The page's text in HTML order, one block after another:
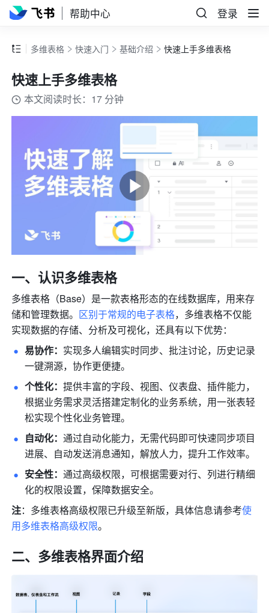
帮助中心 登录
多维表格 快速入门 基础介绍 快速上手多维表格
快速上手多维表格
本文阅读时长：17 分钟
一、认识多维表格
多维表格（Base）是一款表格形态的在线数据库，用来存
储和管理数据。 区别于常规的电子表格， 多维表格不仅能
实现数据的存储、分析及可视化，还具有以下优势：
易协作： 实现多人编辑实时同步、批注讨论， 历史记录
一键溯源，协作更便捷。
个性化：提供丰富的字段、视图、仪表盘、插件能力，
根据业务需求灵活搭建定制化的业务系统，用一张表轻
松实现个性化业务管理。
自动化：通过自动化能力，无需代码即可快速同步项目
进展、自动发送消息通知，解放人力，提升工作效率。
安全性：通过高级权限，可根据需要对行、列进行精细
化的权限设置，保障数据安全。
注：多维表格高级权限已升级至新版，具体信息请参考使
用多维表格高级权限。
二、多维表格界面介绍